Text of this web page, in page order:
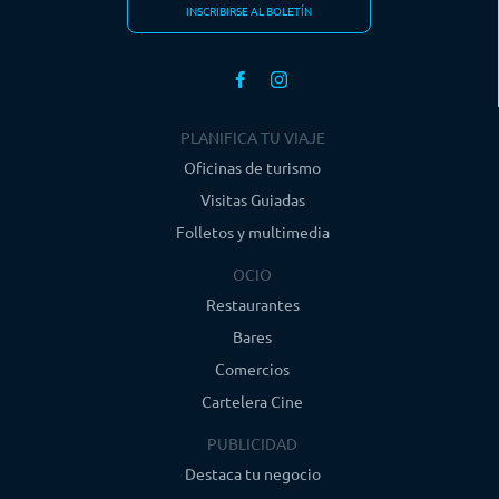
INSCRIBIRSE AL BOLETÍN
PLANIFICA TU VIAJE
Oficinas de turismo
Visitas Guiadas
Folletos y multimedia
OCIO
Restaurantes
Bares
Comercios
Cartelera Cine
PUBLICIDAD
Destaca tu negocio